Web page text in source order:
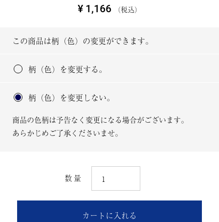
¥ 1,166 税込
この商品は柄（色）の変更ができます。
柄（色）を変更する。
柄（色）を変更しない。
商品の色柄は予告なく変更になる場合がございます。
あらかじめご了承くださいませ。
カートに入れる